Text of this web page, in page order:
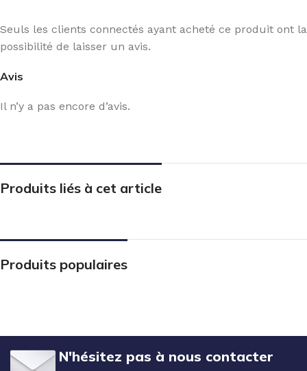
Avis
Il n’y a pas encore d’avis.
Seuls les clients connectés ayant acheté ce produit ont la
possibilité de laisser un avis.
Produits liés à cet article
Produits populaires
N'hésitez pas à nous contacter